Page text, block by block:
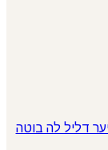
דליל לה בוטה